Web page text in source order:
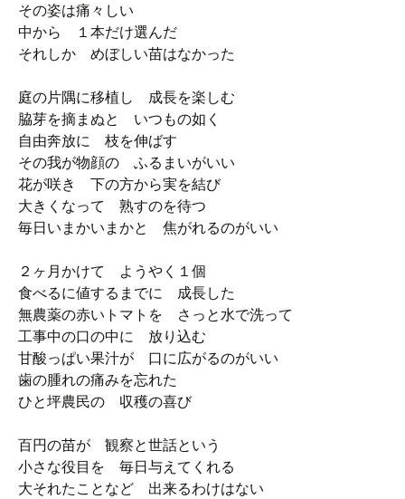
その姿は痛々しい
中から １本だけ選んだ
それしか めぼしい苗はなかった
庭の片隅に移植し 成長を楽しむ
脇芽を摘まぬと いつもの如く
自由奔放に 枝を伸ばす
その我が物顔の ふるまいがいい
花が咲き 下の方から実を結び
大きくなって 熟すのを待つ
毎日いまかいまかと 焦がれるのがいい
２ヶ月かけて ようやく１個
食べるに値するまでに 成長した
無農薬の赤いトマトを さっと水で洗って
工事中の口の中に 放り込む
甘酸っぱい果汁が 口に広がるのがいい
歯の腫れの痛みを忘れた
ひと坪農民の 収穫の喜び
百円の苗が 観察と世話という
小さな役目を 毎日与えてくれる
大それたことなど 出来るわけはない